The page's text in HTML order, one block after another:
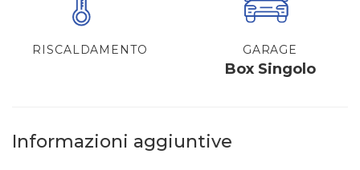
RISCALDAMENTO GARAGE
Box Singolo
Informazioni aggiuntive